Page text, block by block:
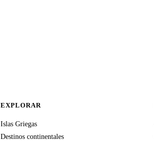
EXPLORAR
Islas Griegas
Destinos continentales